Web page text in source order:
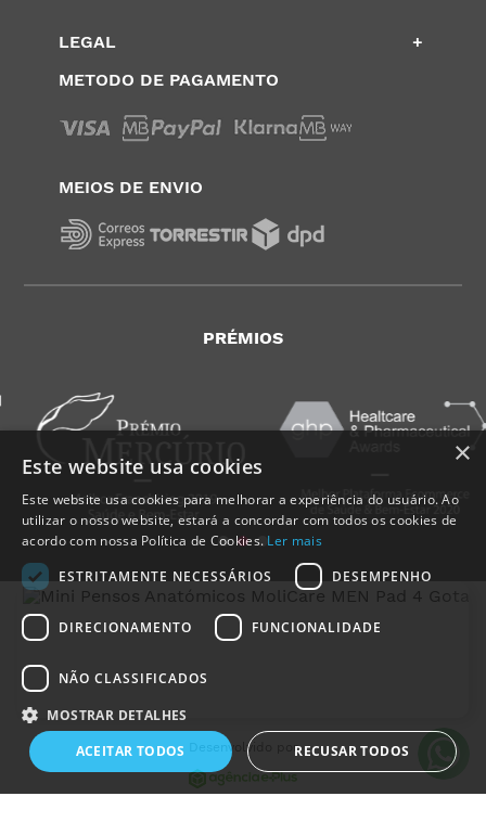
LEGAL
+
METODO DE PAGAMENTO
MEIOS DE ENVIO
PRÉMIOS
MedicalShop - Saúde e Bem-Estar
Desenvolvido por
×
Este website usa cookies
Este website usa cookies para melhorar a experiência do usuário. Ao
utilizar o nosso website, estará a concordar com todos os cookies de
acordo com nossa Política de Cookies. Ler mais
ESTRITAMENTE NECESSÁRIOS
DESEMPENHO
DIRECIONAMENTO FUNCIONALIDADE
NÃO CLASSIFICADOS
MOSTRAR DETALHES
ACEITAR TODOS
RECUSAR TODOS